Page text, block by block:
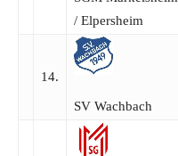
/​ Elpersheim
14.
SV Wachbach